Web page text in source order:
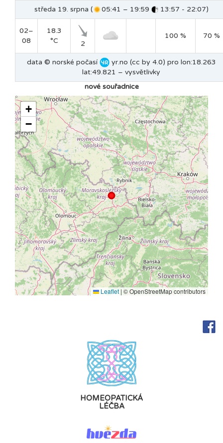
středa 19. srpna ( 05:41 – 19:59 13:57 - 22:07)
02–
08
18.3
°C
2
100 % 70 %
data © norské počasí
yr.no (cc by 4.0) pro lon:18.263
lat:49.821 – vysvětlivky
nové souřadnice
+
−
Leaflet | © OpenStreetMap contributors
HOMEOPATICKÁ
LÉČBA